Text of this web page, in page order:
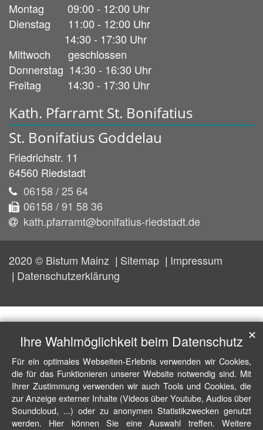
Montag 09:00 - 12:00 Uhr
Dienstag 11:00 - 12:00 Uhr
14:30 - 17:30 Uhr
Mittwoch geschlossen
Donnerstag 14:30 - 16:30 Uhr
Freitag 14:30 - 17:30 Uhr
Kath. Pfarramt St. Bonifatius
St. Bonifatius Goddelau
Friedrichstr. 11
64560 Riedstadt
06158 / 25 64
06158 / 91 58 36
kath.pfarramt@bonifatius-riedstadt.de
2020 © Bistum Mainz Sitemap
Impressum
Datenschutzerklärung
Ihre Wahlmöglichkeit beim Datenschutz
Für ein optimales Webseiten-Erlebnis verwenden wir Cookies,
die für das Funktionieren unserer Website notwendig sind. Mit
Ihrer Zustimmung verwenden wir auch Tools und Cookies, die
zur Anzeige externer Inhalte (Videos über Youtube, Audios über
Soundcloud, ...) oder zu anonymen Statistikzwecken genutzt
werden. Hier können Sie eine Auswahl treffen. Weitere
✕